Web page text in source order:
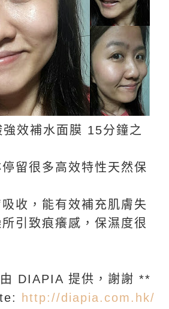
效補水面膜 15分鐘之
留很多高效特性天然保
收，能有效補充肌膚失
引致痕癢感，保濕度很
DIAPIA 提供，謝謝 **
http://diapia.com.hk/